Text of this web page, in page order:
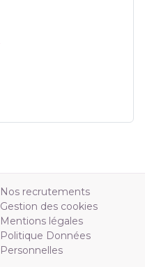
Nos recrutements
Gestion des cookies
Mentions légales
Politique Données
Personnelles